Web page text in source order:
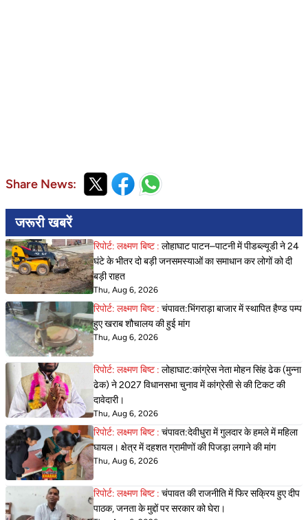
Share News:
जरूरी खबरें
रिपोर्ट: लक्ष्मण बिष्ट : लोहाघाट पाटन–पाटनी में पीडब्ल्यूडी ने 24
घंटे के भीतर दो बड़ी जनसमस्याओं का समाधान कर लोगों को दी
बड़ी राहत
Thu, Aug 6, 2026
रिपोर्ट: लक्ष्मण बिष्ट : चंपावत:भिंगराड़ा बाजार में स्थापित हैण्ड पम्प
हुए खराब शौचालय की हुई मांग
Thu, Aug 6, 2026
रिपोर्ट: लक्ष्मण बिष्ट : लोहाघाट:कांग्रेस नेता मोहन सिंह ढेक (मुन्ना
ढेक) ने 2027 विधानसभा चुनाव में कांग्रेसी से की टिकट की
दावेदारी।
Thu, Aug 6, 2026
रिपोर्ट: लक्ष्मण बिष्ट : चंपावत:देवीधुरा में गुलदार के हमले में महिला
घायल। क्षेत्र में दहशत ग्रामीणों की पिजड़ा लगाने की मांग
Thu, Aug 6, 2026
रिपोर्ट: लक्ष्मण बिष्ट : चंपावत की राजनीति में फिर सक्रिय हुए दीप
पाठक, जनता के मुद्दों पर सरकार को घेरा।